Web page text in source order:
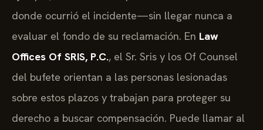
donde ocurrió el incidente—sin llegar nunca a
evaluar el fondo de su reclamación. En Law
Offices Of SRIS, P.C., el Sr. Sris y los Of Counsel
del bufete orientan a las personas lesionadas
sobre estos plazos y trabajan para proteger su
derecho a buscar compensación. Puede llamar al